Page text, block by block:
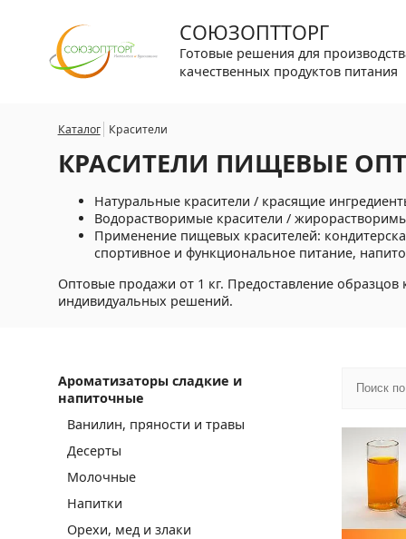
Каталог Красители
КРАСИТЕЛИ ПИЩЕВЫЕ
Натуральные красители / красящие
Водорастворимые красители /
Применение пищевых красителей:
спортивное и функциональное питание,
Оптовые продажи от 1 кг. Предоставление образцов
индивидуальных решений.
Ароматизаторы сладкие и
напиточные
Ванилин, пряности и травы
Десерты
Молочные
Напитки
Орехи, мед и злаки
СОЮЗОПТТОРГ
Готовые решения для
качественных продуктов питания